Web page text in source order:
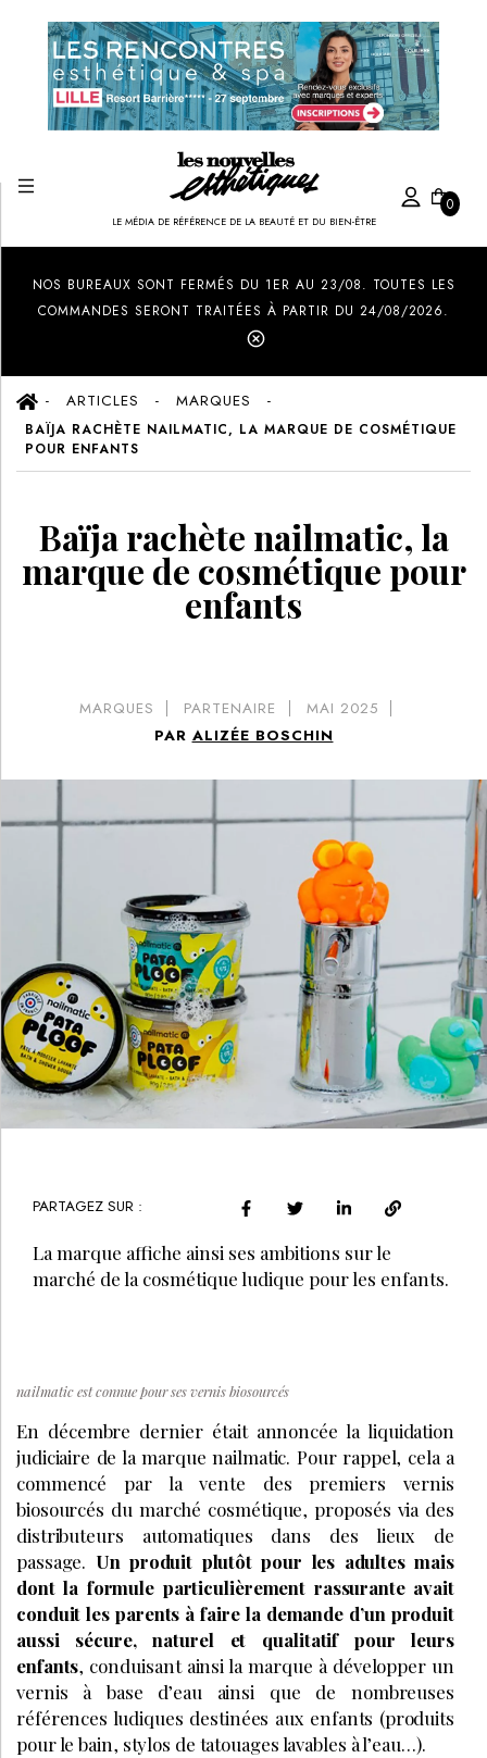
LE MÉDIA DE RÉFÉRENCE DE LA BEAUTÉ ET DU BIEN-ÊTRE
0
NOS BUREAUX SONT FERMÉS DU 1ER AU 23/08. TOUTES LES
COMMANDES SERONT TRAITÉES À PARTIR DU 24/08/2026.
ARTICLES MARQUES
BAÏJA RACHÈTE NAILMATIC, LA MARQUE DE COSMÉTIQUE
POUR ENFANTS
Baïja rachète nailmatic, la
marque de cosmétique pour
enfants
MARQUES PARTENAIRE
MAI 2025
PAR ALIZÉE BOSCHIN
PARTAGEZ SUR :
La marque affiche ainsi ses ambitions sur le
marché de la cosmétique ludique pour les enfants.
nailmatic est connue pour ses vernis biosourcés
En décembre dernier était annoncée la liquidation
judiciaire de la marque nailmatic. Pour rappel, cela a
commencé par la vente des premiers vernis
biosourcés du marché cosmétique, proposés via des
distributeurs automatiques dans des lieux de
passage. Un produit plutôt pour les adultes mais
dont la formule particulièrement rassurante avait
conduit les parents à faire la demande d’un produit
aussi sécure, naturel et qualitatif pour leurs
enfants, conduisant ainsi la marque à développer un
vernis à base d’eau ainsi que de nombreuses
références ludiques destinées aux enfants (produits
pour le bain, stylos de tatouages lavables à l’eau…).